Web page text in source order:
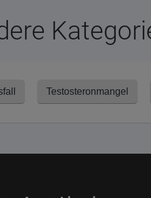
Testosteronmangel